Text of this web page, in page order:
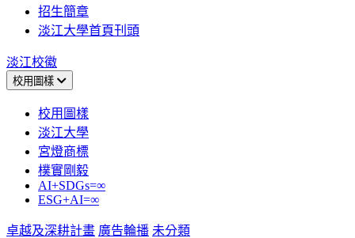
招生簡章
淡江大學首頁刊頭
淡江校徽
校用圖樣
校用圖樣
淡江大學
宮燈商標
樸實剛毅
AI+SDGs=∞
ESG+AI=∞
卓越及深耕計畫 廣告輪播 未分類